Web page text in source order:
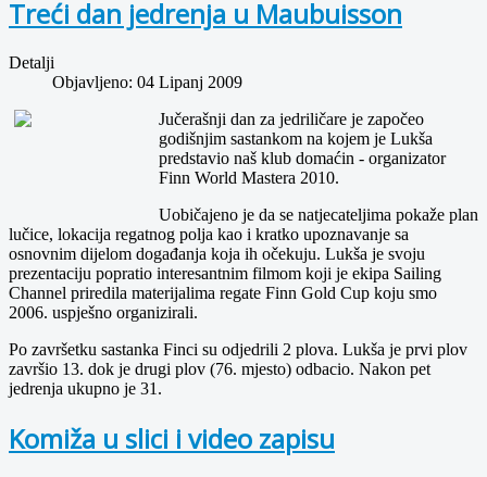
Treći dan jedrenja u Maubuisson
Detalji
Objavljeno: 04 Lipanj 2009
Jučerašnji dan za jedriličare je započeo
godišnjim sastankom na kojem je Lukša
predstavio naš klub domaćin - organizator
Finn World Mastera 2010.
Uobičajeno je da se natjecateljima pokaže plan
lučice, lokacija regatnog polja kao i kratko upoznavanje sa
osnovnim dijelom događanja koja ih očekuju. Lukša je svoju
prezentaciju popratio interesantnim filmom koji je ekipa Sailing
Channel priredila materijalima regate Finn Gold Cup koju smo
2006. uspješno organizirali.
Po završetku sastanka Finci su odjedrili 2 plova. Lukša je prvi plov
završio 13. dok je drugi plov (76. mjesto) odbacio. Nakon pet
jedrenja ukupno je 31.
Komiža u slici i video zapisu